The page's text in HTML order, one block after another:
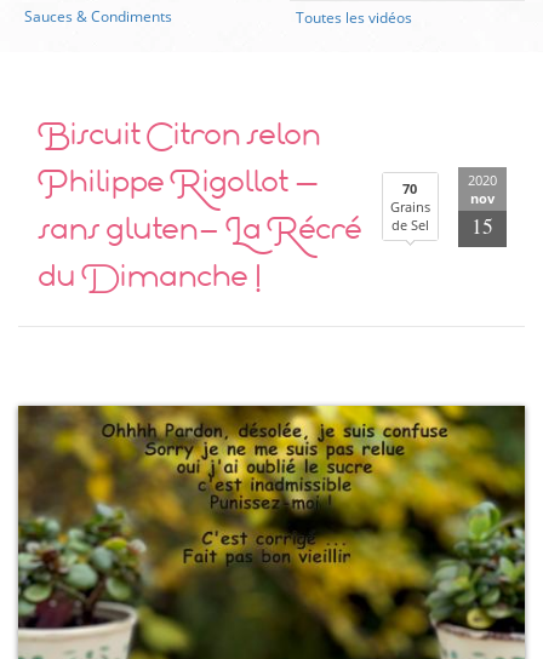
Sauces & Condiments
Toutes les vidéos
Biscuit Citron selon
Philippe Rigollot –
sans gluten- La Récré
du Dimanche !
70
Grains
de Sel
2020
nov
15